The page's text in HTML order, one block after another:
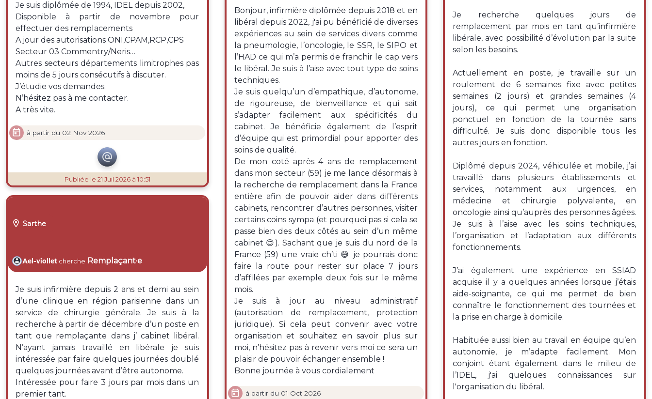
Je suis diplômée de 1994, IDEL depuis 2002,
Disponible à partir de novembre pour
effectuer des remplacements
A jour des autorisations ONI,CPAM,RCP,CPS
Secteur 03 Commentry/Neris…
Autres secteurs départements limitrophes pas
moins de 5 jours consécutifs à discuter.
J’étudie vos demandes.
N’hésitez pas à me contacter.
A très vite.
 à partir du 02 Nov 2026

Publiée le 21 Juil 2026 à 10:51
 Sarthe
Ael-viollet cherche Remplaçant·e
Je suis infirmière depuis 2 ans et demi au sein
d’une clinique en région parisienne dans un
service de chirurgie générale. Je suis à la
recherche à partir de décembre d’un poste en
tant que remplaçante dans j’ cabinet libéral.
N’ayant jamais travaillé en libérale je suis
intéressée par faire quelques journées doublé
quelques journées avant d’être autonome.
Intéressée pour faire 3 jours par mois dans un
premier tant.
Bonjour, infirmière diplômée depuis 2018 et en
libéral depuis 2022, j'ai pu bénéficié de diverses
expériences au sein de services divers comme
la pneumologie, l’oncologie, le SSR, le SIPO et
l’HAD ce qui m’a permis de franchir le cap vers
le libéral. Je suis à l’aise avec tout type de soins
techniques.
Je suis quelqu’un d’empathique, d’autonome,
de rigoureuse, de bienveillance et qui sait
s’adapter facilement aux spécificités du
cabinet. Je bénéficie également de l’esprit
d’équipe qui est primordial pour apporter des
soins de qualité.
De mon coté après 4 ans de remplacement
dans mon secteur (59) je me lance désormais à
la recherche de remplacement dans la France
entière afin de pouvoir aider dans différents
cabinets, rencontrer d’autres personnes, visiter
certains coins sympa (et pourquoi pas si cela se
passe bien des deux côtés au sein d’un même
cabinet 😊). Sachant que je suis du nord de la
France (59) une vraie ch’ti 😅 je pourrais donc
faire la route pour rester sur place 7 jours
d’affilées par exemple deux fois sur le même
mois.
Je suis à jour au niveau administratif
(autorisation de remplacement, protection
juridique). Si cela peut convenir avec votre
organisation et souhaitez en savoir plus sur
moi, n’hésitez pas à revenir vers moi ce sera un
plaisir de pouvoir échanger ensemble !
Bonne journée à vous cordialement
 à partir du 01 Oct 2026
Je recherche quelques jours de
remplacement par mois en tant qu’infirmière
libérale, avec possibilité d’évolution par la suite
selon les besoins.
Actuellement en poste, je travaille sur un
roulement de 6 semaines fixe avec petites
semaines (2 jours) et grandes semaines (4
jours), ce qui permet une organisation
ponctuel en fonction de la tournée sans
difficulté. Je suis donc disponible tous les
autres jours en fonction.
Diplômé depuis 2024, véhiculée et mobile, j’ai
travaillé dans plusieurs établissements et
services, notamment aux urgences, en
médecine et chirurgie polyvalente, en
oncologie ainsi qu’auprès des personnes âgées.
Je suis à l’aise avec les soins techniques,
l’organisation et l’adaptation aux différents
fonctionnements.
J’ai également une expérience en SSIAD
acquise il y a quelques années lorsque j’étais
aide-soignante, ce qui me permet de bien
connaître le fonctionnement des tournées et
la prise en charge à domicile.
Habituée aussi bien au travail en équipe qu’en
autonomie, je m’adapte facilement. Mon
conjoint étant également dans le milieu de
l’IDEL, j'ai quelques connaissances sur
l'organisation du libéral.